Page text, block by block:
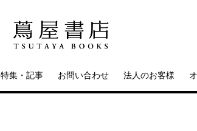
特集・記事 お問い合わせ 法人のお客様